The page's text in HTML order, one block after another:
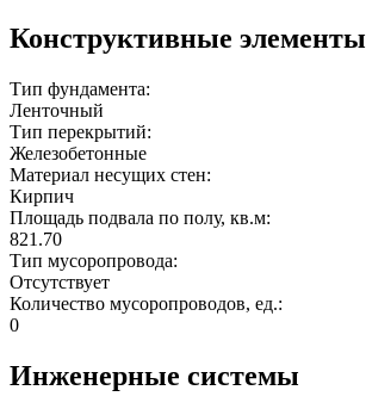
Конструктивные элементы
Тип фундамента:
Ленточный
Тип перекрытий:
Железобетонные
Материал несущих стен:
Кирпич
Площадь подвала по полу, кв.м:
821.70
Тип мусоропровода:
Отсутствует
Количество мусоропроводов, ед.:
0
Инженерные системы